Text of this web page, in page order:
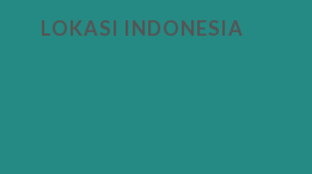
LOKASI INDONESIA